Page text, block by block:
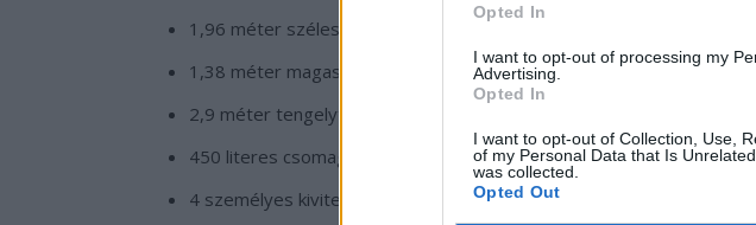
Opted In
I want to opt-out of processing my
Advertising.
Opted In
I want to opt-out of Collection, Use,
of my Personal Data that Is
was collected.
Opted Out
1,96 méter szélesség
1,38 méter magasság
2,9 méter tengelytáv
450 literes csomagtér, az első csomagtér (frunk – front trunk) pedig
4 személyes kivitelezés